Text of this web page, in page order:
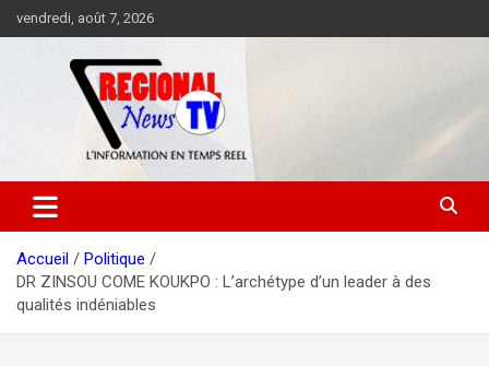
au
vendredi, août 7, 2026
Accueil
Politique
DR ZINSOU COME KOUKPO : L’archétype d’un leader à des
qualités indéniables